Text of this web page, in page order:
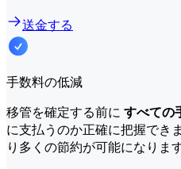
送金する
手数料の低減
移管を確定する前に すべての
に支払うのか正確に把握でき
り多くの節約が可能になります